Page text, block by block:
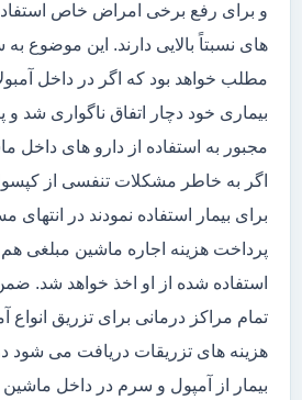
و برای رفع برخی امراض خاص
های نسبتاً بالایی دارند. این موضوع به
مطلب خواهد بود که اگر در داخل
بیماری خود دچار اتفاق ناگواری شد
مجبور به استفاده از دارو های داخل
اگر به خاطر مشکلات تنفسی از
برای بیمار استفاده نمودند در انتهای
پرداخت هزینه اجاره ماشین مبلغی هم
استفاده شده از او اخذ خواهد شد.
تمام مراکز درمانی برای تزریق انواع
هزینه های تزریقات دریافت می شود
بیمار از آمپول و سرم در داخل ماشین ،